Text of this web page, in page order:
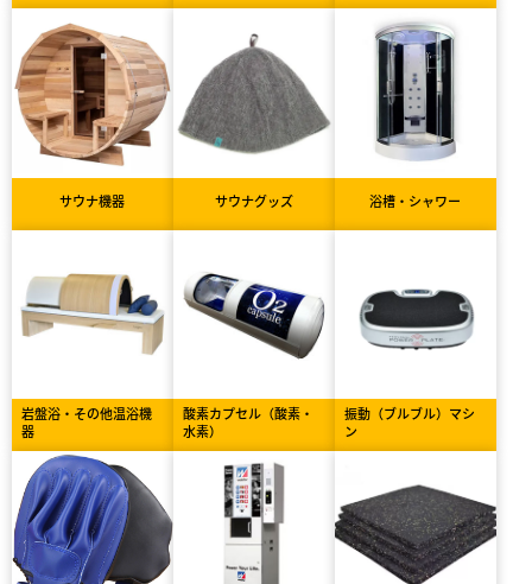
サウナ機器 サウナグッズ 浴槽・シャワー
岩盤浴・その他温浴機
器
酸素カプセル（酸素・
水素）
振動（ブルブル）マシ
ン